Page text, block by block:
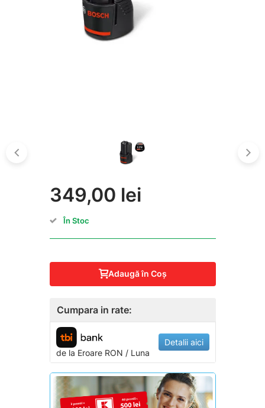
349,00 lei
În Stoc
Adaugă în Coş
Cumpara in rate:
de la EroareRON / Luna
Detalii aici